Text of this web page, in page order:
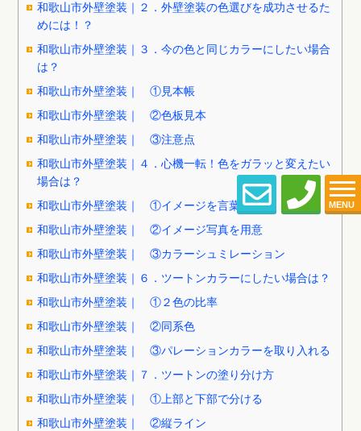
MENU
和歌山市外壁塗装｜２．外壁塗装の色選びを成功させるた
めには！？
和歌山市外壁塗装｜３．今の色と同じカラーにしたい場合
は？
和歌山市外壁塗装｜ ①見本帳
和歌山市外壁塗装｜ ②色板見本
和歌山市外壁塗装｜ ③注意点
和歌山市外壁塗装｜４．心機一転！色をガラッと変えたい
場合は？
和歌山市外壁塗装｜ ①イメージを言葉にする
和歌山市外壁塗装｜ ②イメージ写真を用意
和歌山市外壁塗装｜ ③カラーシュミレーション
和歌山市外壁塗装｜６．ツートンカラーにしたい場合は？
和歌山市外壁塗装｜ ①２色の比率
和歌山市外壁塗装｜ ②同系色
和歌山市外壁塗装｜ ③パレーションカラーを取り入れる
和歌山市外壁塗装｜７．ツートンの塗り分け方
和歌山市外壁塗装｜ ①上部と下部で分ける
和歌山市外壁塗装｜ ②縦ライン